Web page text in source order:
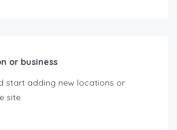
or business
start adding new locations or
site.